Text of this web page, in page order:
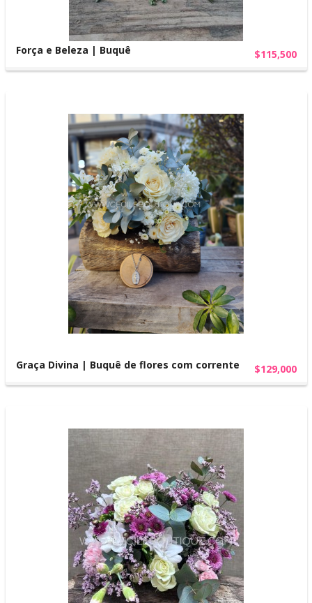
Força e Beleza | Buquê $115,500
Graça Divina | Buquê de flores com corrente $129,000